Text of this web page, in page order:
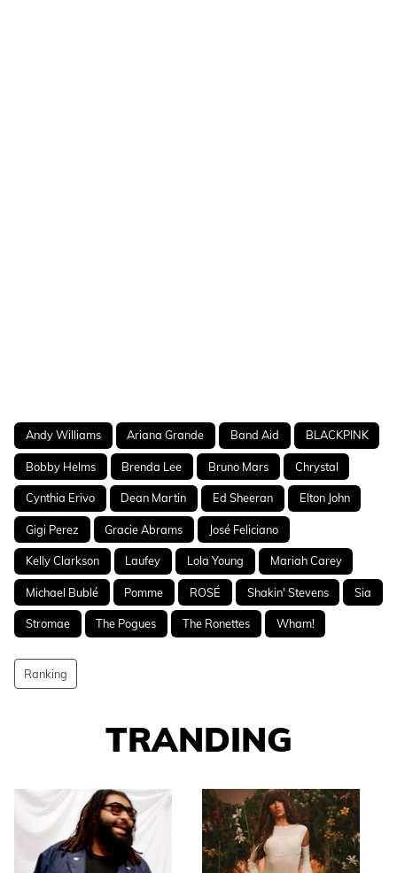
Andy Williams Ariana Grande Band Aid BLACKPINK
Bobby Helms Brenda Lee Bruno Mars Chrystal
Cynthia Erivo Dean Martin Ed Sheeran Elton John
Gigi Perez Gracie Abrams José Feliciano
Kelly Clarkson Laufey Lola Young Mariah Carey
Michael Bublé Pomme ROSÉ Shakin' Stevens Sia
Stromae The Pogues The Ronettes Wham!
Ranking
TRANDING